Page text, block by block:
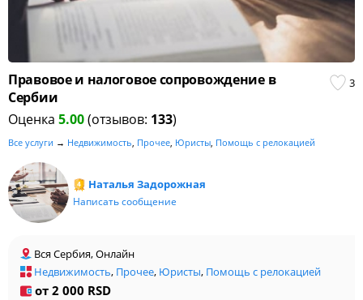
3
Правовое и налоговое сопровождение в
Сербии
Оценка 5.00(отзывов: 133)
Все услуги → Недвижимость, Прочее, Юристы, Помощь с релокацией
Наталья Задорожная
Написать сообщение
Вся Сербия, Онлайн
Недвижимость, Прочее, Юристы, Помощь с релокацией
от 2 000 RSD